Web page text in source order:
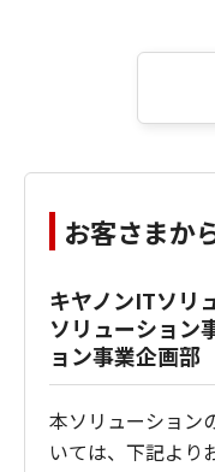
お客さまか
キヤノンITソリ
ソリューション
ョン事業企画部
本ソリューション
いては、下記より